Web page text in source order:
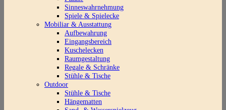
Sinneswahrnehmung
Spiele & Spielecke
Mobiliar & Ausstattung
Aufbewahrung
Eingangsbereich
Kuschelecken
Raumgestaltung
Regale & Schränke
Stühle & Tische
Outdoor
Stühle & Tische
Hängematten